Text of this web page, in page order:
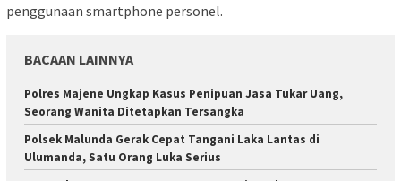
penggunaan smartphone personel.
BACAAN LAINNYA
Polres Majene Ungkap Kasus Penipuan Jasa Tukar Uang,
Seorang Wanita Ditetapkan Tersangka
Polsek Malunda Gerak Cepat Tangani Laka Lantas di
Ulumanda, Satu Orang Luka Serius